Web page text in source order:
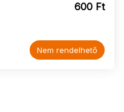
600 Ft
Nem rendelhető